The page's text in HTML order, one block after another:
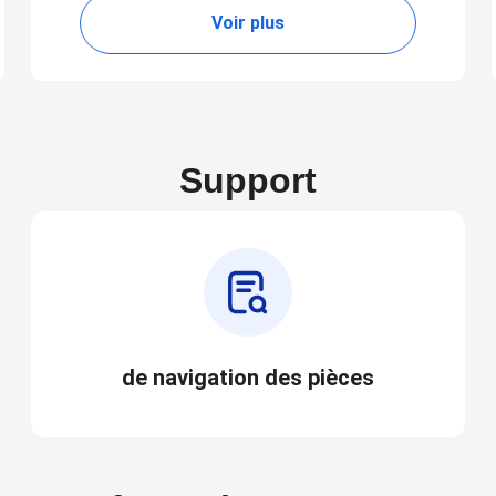
Voir plus
Support
de navigation des pièces